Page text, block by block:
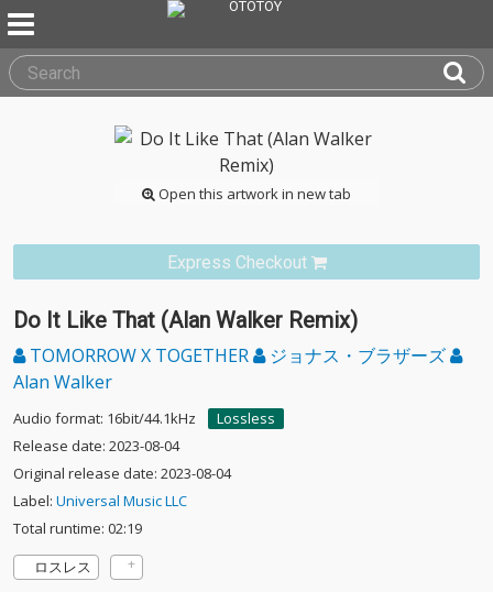
Open this artwork in new tab
Express Checkout
Do It Like That (Alan Walker Remix)
TOMORROW X TOGETHER
ジョナス・ブラザーズ
Alan Walker
Audio format: 16bit/44.1kHz
Lossless
Release date: 2023-08-04
Original release date: 2023-08-04
Label: Universal Music LLC
Total runtime: 02:19
ロスレス